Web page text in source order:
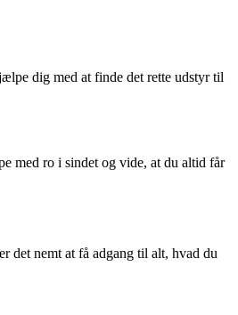
dig med at finde det rette udstyr til
med ro i sindet og vide, at du altid får
det nemt at få adgang til alt, hvad du